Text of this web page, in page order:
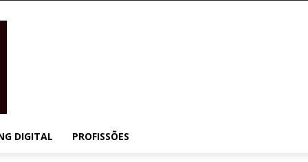
DIGITAL PROFISSÕES